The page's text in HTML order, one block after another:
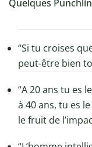
Quelques
“Si tu croises
peut-être bien
“A 20 ans tu es
à 40 ans, tu es
le fruit de